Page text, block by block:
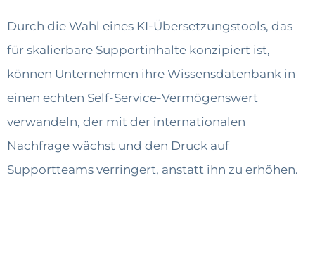
Durch die Wahl eines KI-Übersetzungstools, das
für skalierbare Supportinhalte konzipiert ist,
können Unternehmen ihre Wissensdatenbank in
einen echten Self-Service-Vermögenswert
verwandeln, der mit der internationalen
Nachfrage wächst und den Druck auf
Supportteams verringert, anstatt ihn zu erhöhen.